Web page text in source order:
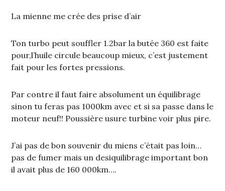
La mienne me crée des prise d’air
Ton turbo peut souffler 1.2bar la butée 360 est faite
pour,l’huile circule beaucoup mieux, c’est justement
fait pour les fortes pressions.
Par contre il faut faire absolument un équilibrage
sinon tu feras pas 1000km avec et si sa passe dans le
moteur neuf!! Poussière usure turbine voir plus pire.
J’ai pas de bon souvenir du miens c’était pas loin…
pas de fumer mais un desiquilibrage important bon
il avait plus de 160 000km….